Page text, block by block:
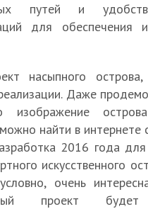
путей и
для обеспечения
насыпного
Даже
изображение
найти в интернете
2016 года
искусственного
очень
проект будет